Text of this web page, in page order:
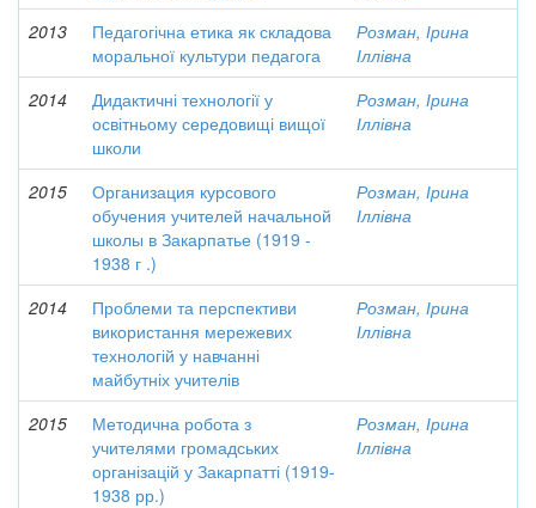
2013
Педагогічна етика як складова
моральної культури педагога
Розман, Ірина
Іллівна
2014
Дидактичні технології у
освітньому середовищі вищої
школи
Розман, Ірина
Іллівна
2015
Организация курсового
обучения учителей начальной
школы в Закарпатье (1919 -
1938 г .)
Розман, Ірина
Іллівна
2014
Проблеми та перспективи
використання мережевих
технологій у навчанні
майбутніх учителів
Розман, Ірина
Іллівна
2015
Методична робота з
учителями громадських
організацій у Закарпатті (1919-
1938 рр.)
Розман, Ірина
Іллівна